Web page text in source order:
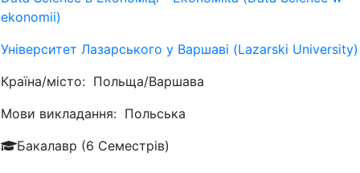
ekonomii)
Університет Лазарського у Варшаві (Lazarski University)
Країна/місто: Польща/Варшава
Мови викладання: Польська
Бакалавр (6 Семестрів)